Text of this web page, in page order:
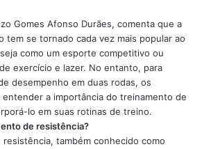
Gomes Afonso Durães, comenta que a
tem se tornado cada vez mais popular ao
como um esporte competitivo ou
exercício e lazer. No entanto, para
desempenho em duas rodas, os
entender a importância do treinamento de
lo em suas rotinas de treino.
de resistência?
também conhecido como